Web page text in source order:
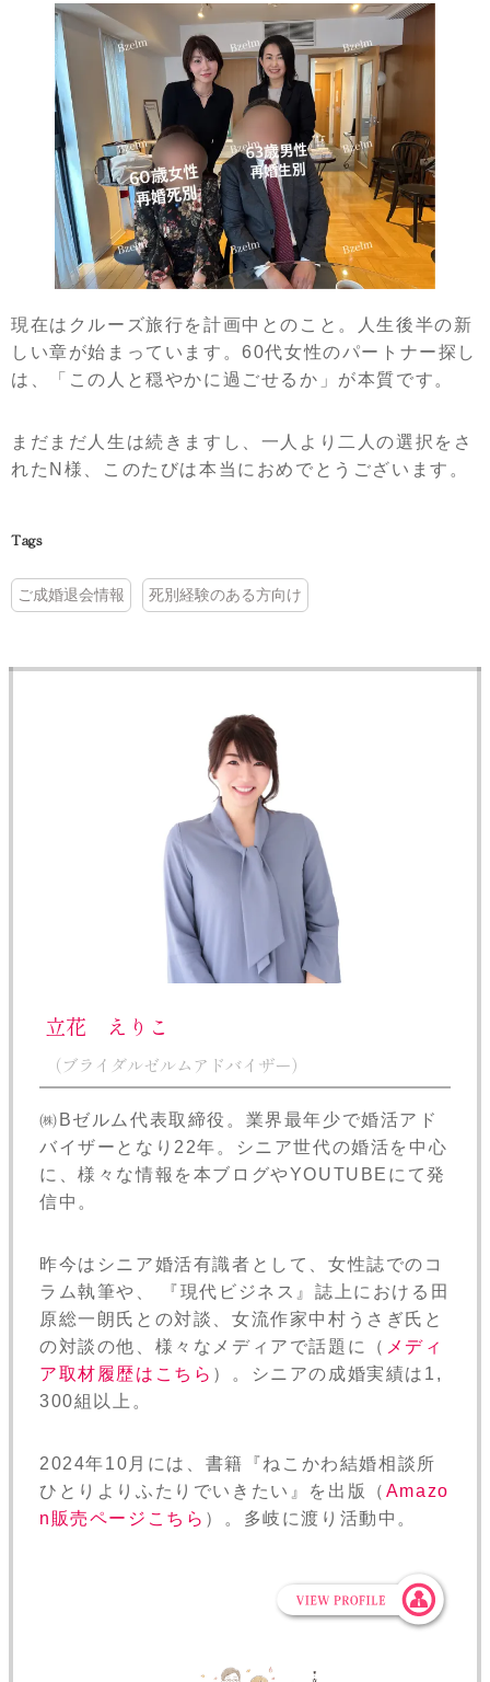
現在はクルーズ旅行を計画中とのこと。人生後半の新
しい章が始まっています。60代女性のパートナー探し
は、「この人と穏やかに過ごせるか」が本質です。
まだまだ人生は続きますし、一人より二人の選択をさ
れたN様、このたびは本当におめでとうございます。
Tags
ご成婚退会情報 死別経験のある方向け
立花 えりこ
（ブライダルゼルムアドバイザー）
㈱Bゼルム代表取締役。業界最年少で婚活アド
バイザーとなり22年。シニア世代の婚活を中心
に、様々な情報を本ブログやYOUTUBEにて発
信中。
昨今はシニア婚活有識者として、女性誌でのコ
ラム執筆や、 『現代ビジネス』誌上における田
原総一朗氏との対談、女流作家中村うさぎ氏と
の対談の他、様々なメディアで話題に（ メディ
ア取材履歴はこちら ）。シニアの成婚実績は1,
300組以上。
2024年10月には、書籍『ねこかわ結婚相談所
ひとりよりふたりでいきたい』を出版（ Amazo
n販売ページこちら ）。多岐に渡り活動中。